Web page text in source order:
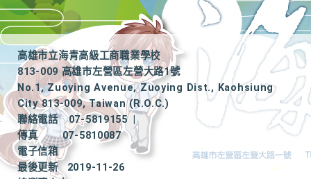
高雄市立海青高級工商職業學校
813-009 高雄市左營區左營大路1號
No.1, Zuoying Avenue, Zuoying Dist., Kaohsiung
City 813-009, Taiwan (R.O.C.)
聯絡電話
07-5819155
|
傳真
07-5810087
電子信箱
最後更新
2019-11-26